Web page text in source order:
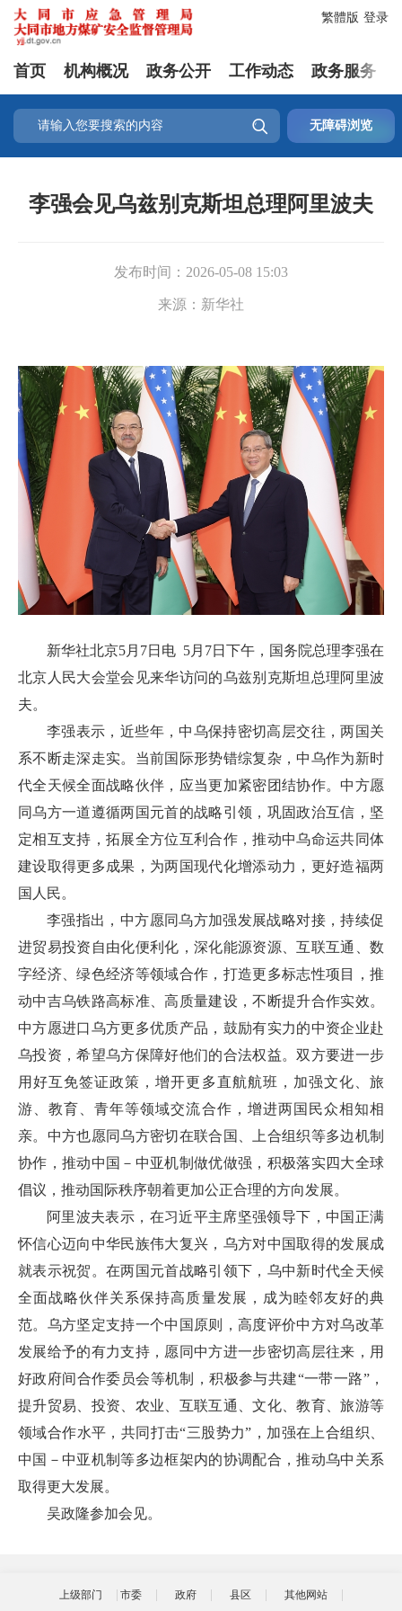
登录
繁體版
首页 机构概况 政务公开 工作动态 政务服务
 无障碍浏览
李强会见乌兹别克斯坦总理阿里波夫
发布时间： 2026-05-08 15:03
来源： 新华社
新华社北京5月7日电 5月7日下午，国务院总理李强在
北京人民大会堂会见来华访问的乌兹别克斯坦总理阿里波
夫。
李强表示，近些年，中乌保持密切高层交往，两国关
系不断走深走实。当前国际形势错综复杂，中乌作为新时
代全天候全面战略伙伴，应当更加紧密团结协作。中方愿
同乌方一道遵循两国元首的战略引领，巩固政治互信，坚
定相互支持，拓展全方位互利合作，推动中乌命运共同体
建设取得更多成果，为两国现代化增添动力，更好造福两
国人民。
李强指出，中方愿同乌方加强发展战略对接，持续促
进贸易投资自由化便利化，深化能源资源、互联互通、数
字经济、绿色经济等领域合作，打造更多标志性项目，推
动中吉乌铁路高标准、高质量建设，不断提升合作实效。
中方愿进口乌方更多优质产品，鼓励有实力的中资企业赴
乌投资，希望乌方保障好他们的合法权益。双方要进一步
用好互免签证政策，增开更多直航航班，加强文化、旅
游、教育、青年等领域交流合作，增进两国民众相知相
亲。中方也愿同乌方密切在联合国、上合组织等多边机制
协作，推动中国－中亚机制做优做强，积极落实四大全球
倡议，推动国际秩序朝着更加公正合理的方向发展。
阿里波夫表示，在习近平主席坚强领导下，中国正满
怀信心迈向中华民族伟大复兴，乌方对中国取得的发展成
就表示祝贺。在两国元首战略引领下，乌中新时代全天候
全面战略伙伴关系保持高质量发展，成为睦邻友好的典
范。乌方坚定支持一个中国原则，高度评价中方对乌改革
发展给予的有力支持，愿同中方进一步密切高层往来，用
好政府间合作委员会等机制，积极参与共建“一带一路”，
提升贸易、投资、农业、互联互通、文化、教育、旅游等
领域合作水平，共同打击“三股势力”，加强在上合组织、
中国－中亚机制等多边框架内的协调配合，推动乌中关系
取得更大发展。
吴政隆参加会见。
上级部门 市委 政府 县区 其他网站